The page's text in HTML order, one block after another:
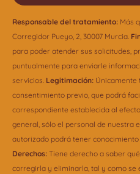
Responsable del tratamiento: Más
Corregidor Pueyo, 2, 30007 Murcia.
para poder atender sus solicitudes,
puntualmente para enviarle
servicios. Legitimación: Únicamente
consentimiento previo, que podrá
correspondiente establecida al
general, sólo el personal de nuestra
autorizado podrá tener
Derechos: Tiene derecho a saber
corregirla y eliminarla, tal y como se